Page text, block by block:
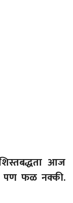
आज
पण फळ नक्की.